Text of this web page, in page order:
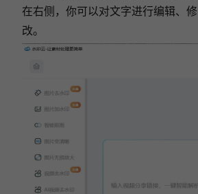
在右侧，你可以对文字进行编辑、修
改。